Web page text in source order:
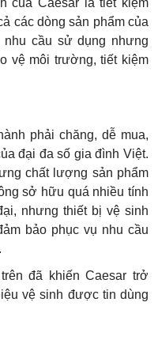
các dòng sản phẩm của
cầu sử dụng nhưng
vệ môi trường, tiết kiệm
phải chăng, dễ mua,
đại đa số gia đình Việt.
chất lượng sản phẩm
sở hữu quá nhiều tính
nhưng thiết bị vệ sinh
bảo phục vụ nhu cầu
đã khiến Caesar trở
vệ sinh được tin dùng